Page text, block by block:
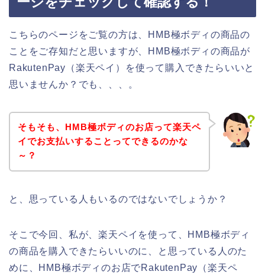
こちらのページをご覧の方は、HMB極ボディの商品の
ことをご存知だと思いますが、HMB極ボディの商品が
RakutenPay（楽天ペイ）を使って購入できたらいいと
思いませんか？でも、、、。
そもそも、HMB極ボディのお店って楽天ペ
イでお支払いすることってできるのかな
～？
と、思っている人もいるのではないでしょうか？
そこで今回、私が、楽天ペイを使って、HMB極ボディ
の商品を購入できたらいいのに、と思っている人のた
めに、HMB極ボディのお店でRakutenPay（楽天ペ